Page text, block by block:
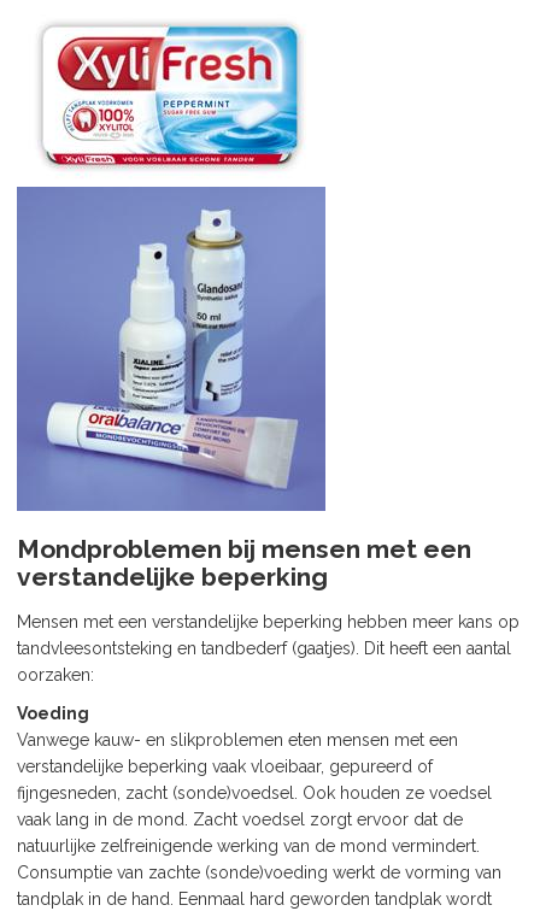
Mondproblemen bij mensen met een
verstandelijke beperking
Mensen met een verstandelijke beperking hebben meer kans op
tandvleesontsteking en tandbederf (gaatjes). Dit heeft een aantal
oorzaken:
Voeding
Vanwege kauw- en slikproblemen eten mensen met een
verstandelijke beperking vaak vloeibaar, gepureerd of
fijngesneden, zacht (sonde)voedsel. Ook houden ze voedsel
vaak lang in de mond. Zacht voedsel zorgt ervoor dat de
natuurlijke zelfreinigende werking van de mond vermindert.
Consumptie van zachte (sonde)voeding werkt de vorming van
tandplak in de hand. Eenmaal hard geworden tandplak wordt